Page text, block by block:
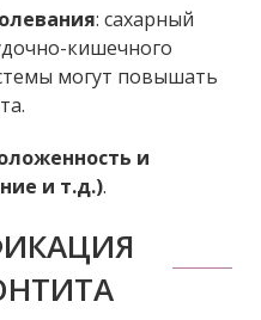
: сахарный
кишечного
могут повышать
и
и т.д.).